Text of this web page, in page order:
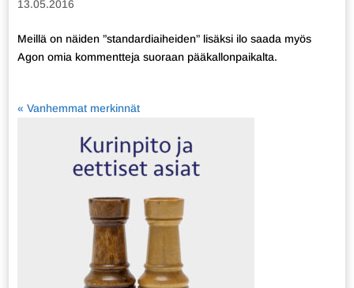
13.05.2016
Meillä on näiden ”standardiaiheiden” lisäksi ilo saada myös
Agon omia kommentteja suoraan pääkallonpaikalta.
« Vanhemmat merkinnät